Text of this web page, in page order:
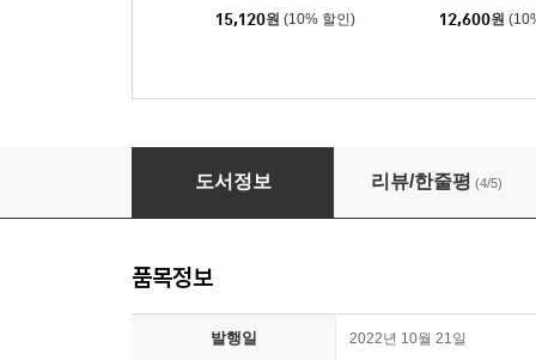
15,120원 (10% 할인) 12,600원
눈물을 심어본 적 있는 당신에게
도서정보 리뷰/한줄평 (4/5)
품목정보
발행일 2022년 10월 21일